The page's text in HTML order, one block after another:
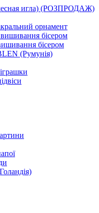
игла) (РОЗПРОДАЖ)
орнамент
бісером
бісером
(Румунія)